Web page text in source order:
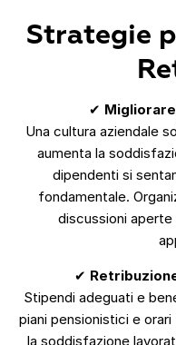
Strategie
✔
Una cultura aziendale
aumenta la
dipendenti si
fondamentale.
discussioni
✔
Stipendi adeguati e
piani pensionistici e
la soddisfazione